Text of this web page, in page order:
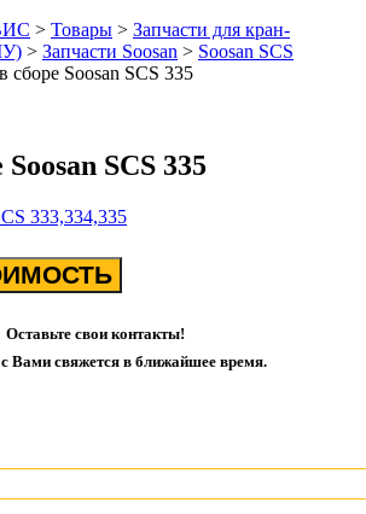
> Товары > Запчасти для кран-
> Запчасти Soosan > Soosan SCS
сборе Soosan SCS 335
SCS 335
333,334,335
Оставьте свои контакты!
Вами свяжется в ближайшее время.